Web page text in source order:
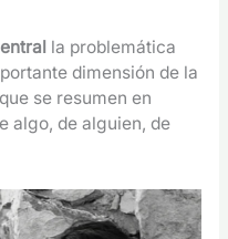
la problemática
dimensión de la
se resumen en
algo, de alguien, de